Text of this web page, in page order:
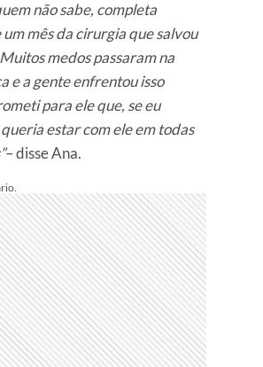
não sabe, completa
mês da cirurgia que salvou
medos passaram na
e a gente enfrentou isso
para ele que, se eu
estar com ele em todas
– disse Ana.